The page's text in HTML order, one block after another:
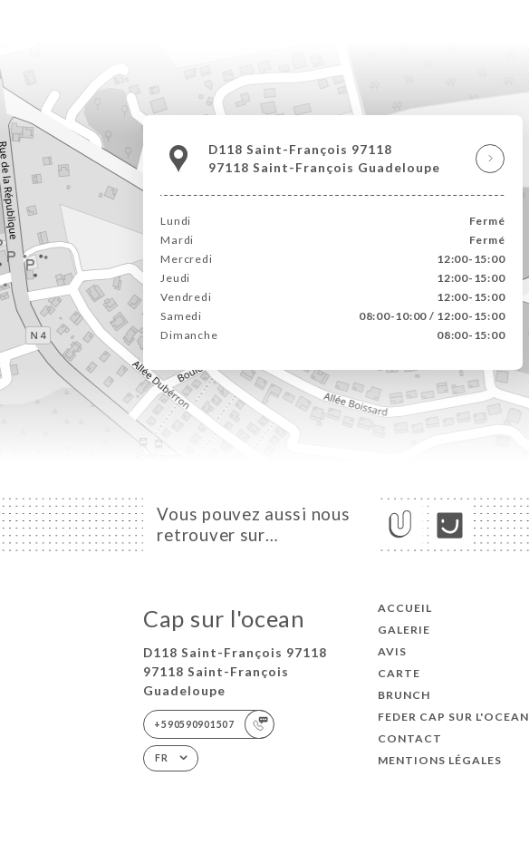
D118 Saint-François 97118
97118 Saint-François Guadeloupe
Lundi
Fermé
Mardi
Fermé
Mercredi
12:00-15:00
Jeudi
12:00-15:00
Vendredi
12:00-15:00
Samedi
08:00-10:00 / 12:00-15:00
Dimanche
08:00-15:00
Vous pouvez aussi nous
retrouver sur…
Cap sur l'ocean
D118 Saint-François 97118
97118 Saint-François
Guadeloupe
+590590901507
FR
ACCUEIL
GALERIE
AVIS
CARTE
BRUNCH
FEDER CAP SUR L'OCEAN
CONTACT
MENTIONS LÉGALES